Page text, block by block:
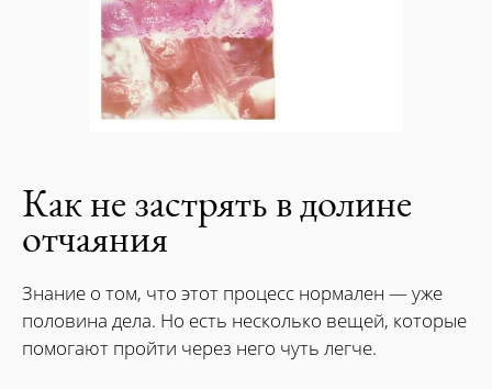
Как не застрять в долине
отчаяния
Знание о том, что этот процесс нормален — уже
половина дела. Но есть несколько вещей, которые
помогают пройти через него чуть легче.